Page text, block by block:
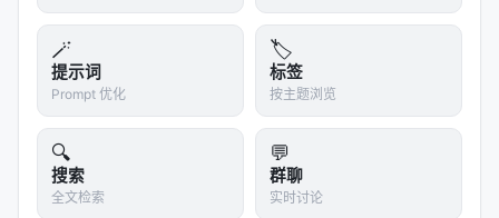
🪄
提示词
Prompt 优化
🏷️
标签
按主题浏览
🔍
搜索
全文检索
💬
群聊
实时讨论